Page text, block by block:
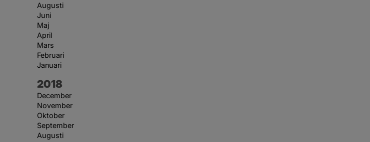
Augusti
Juni
Maj
April
Mars
Februari
Januari
År:
2018
December
November
Oktober
September
Augusti